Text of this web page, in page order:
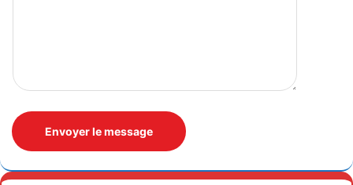
Envoyer le message